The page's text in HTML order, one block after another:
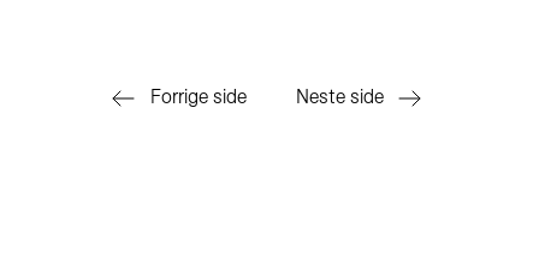
Forrige side Neste side